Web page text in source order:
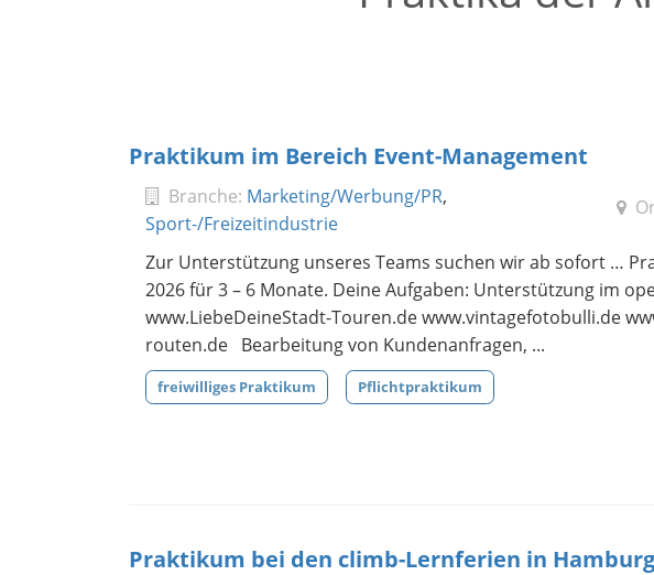
Praktikum im Bereich Event-Management
Branche: Marketing/Werbung/PR,
Sport-/Freizeitindustrie
Zur Unterstützung unseres Teams suchen wir ab sofort …
2026 für 3 – 6 Monate. Deine Aufgaben: Unterstützung im
www.LiebeDeineStadt-Touren.de www.vintagefotobulli.de
routen.de Bearbeitung von Kundenanfragen, ...
freiwilliges Praktikum Pflichtpraktikum
Praktikum bei den climb-Lernferien in Hamburg